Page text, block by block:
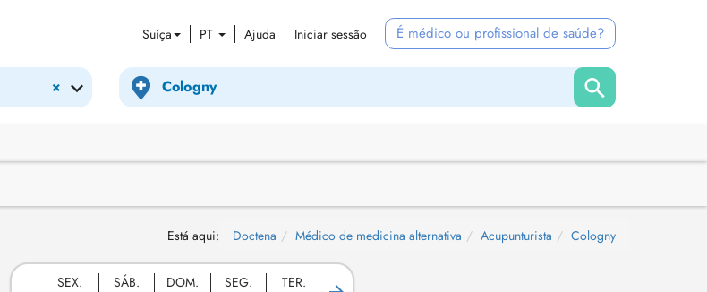
Suíça PT Ajuda Iniciar sessão É médico ou profissional de saúde?
×
Está aqui: Doctena Médico de medicina alternativa Acupunturista Cologny
SEX. SÁB. DOM. SEG. TER.